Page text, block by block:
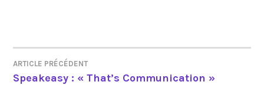
NAVIGATION
ARTICLE PRÉCÉDENT
Speakeasy : « That’s Communication »